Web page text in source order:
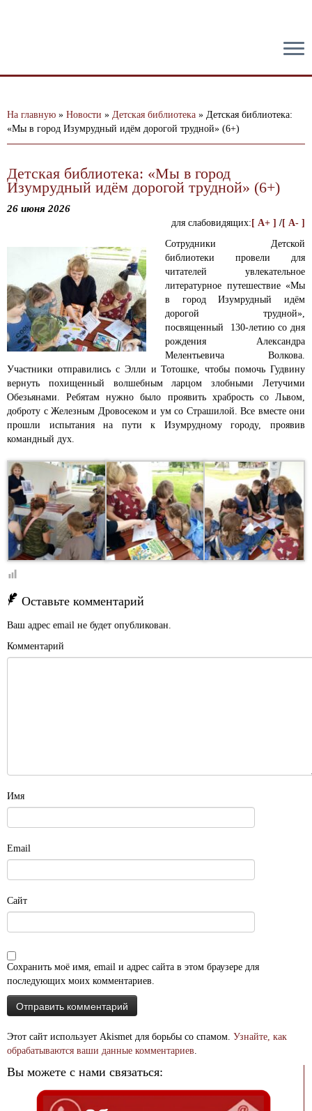
На главную » Новости » Детская библиотека » Детская библиотека:
«Мы в город Изумрудный идём дорогой трудной» (6+)
Детская библиотека: «Мы в город
Изумрудный идём дорогой трудной» (6+)
26 июня 2026
для слабовидящих: [ A+ ] /[ A- ]
Сотрудники Детской
библиотеки провели для
читателей увлекательное
литературное путешествие «Мы
в город Изумрудный идём
дорогой трудной»,
посвященный 130-летию со дня
рождения Александра
Мелентьевича Волкова.
Участники отправились с Элли и Тотошке, чтобы помочь Гудвину
вернуть похищенный волшебным ларцом злобными Летучими
Обезьянами. Ребятам нужно было проявить храбрость со Львом,
доброту с Железным Дровосеком и ум со Страшилой. Все вместе они
прошли испытания на пути к Изумрудному городу, проявив
командный дух.
Оставьте комментарий
Ваш адрес email не будет опубликован.
Комментарий
Имя
Email
Сайт
Сохранить моё имя, email и адрес сайта в этом браузере для
последующих моих комментариев.
Этот сайт использует Akismet для борьбы со спамом. Узнайте, как
обрабатываются ваши данные комментариев.
Вы можете с нами связаться: